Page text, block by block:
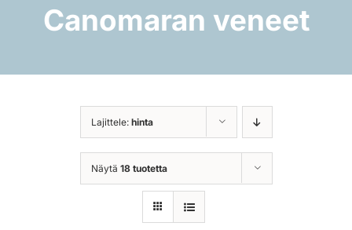
Perämoottorit
Canomaran veneet
Lajittele: hinta
Näytä 18 tuotetta